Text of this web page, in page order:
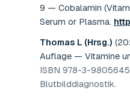
9 — Cobalamin
Serum or Plasma.
Thomas L (Hrsg.)
Auflage — Vitamine
ISBN 978-3-
Blutbilddiagnostik.